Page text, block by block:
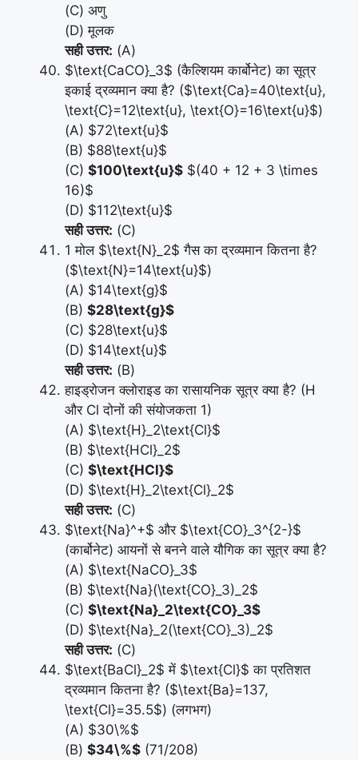
(C) अणु
(D) मूलक
सही उत्तर: (A)
$\text{CaCO}_3$ (कैल्शियम कार्बोनेट) का सूत्र
इकाई द्रव्यमान क्या है? ($\text{Ca}=40\text{u},
\text{C}=12\text{u}, \text{O}=16\text{u}$)
(A) $72\text{u}$
(B) $88\text{u}$
(C) $100\text{u}$ $(40 + 12 + 3 \times
16)$
(D) $112\text{u}$
सही उत्तर: (C)
1 मोल $\text{N}_2$ गैस का द्रव्यमान कितना है?
($\text{N}=14\text{u}$)
(A) $14\text{g}$
(B) $28\text{g}$
(C) $28\text{u}$
(D) $14\text{u}$
सही उत्तर: (B)
हाइड्रोजन क्लोराइड का रासायनिक सूत्र क्या है? (H
और Cl दोनों की संयोजकता 1)
(A) $\text{H}_2\text{Cl}$
(B) $\text{HCl}_2$
(C) $\text{HCl}$
(D) $\text{H}_2\text{Cl}_2$
सही उत्तर: (C)
$\text{Na}^+$ और $\text{CO}_3^{2-}$
(कार्बोनेट) आयनों से बनने वाले यौगिक का सूत्र क्या है?
(A) $\text{NaCO}_3$
(B) $\text{Na}(\text{CO}_3)_2$
(C) $\text{Na}_2\text{CO}_3$
(D) $\text{Na}_2(\text{CO}_3)_2$
सही उत्तर: (C)
$\text{BaCl}_2$ में $\text{Cl}$ का प्रतिशत
द्रव्यमान कितना है? ($\text{Ba}=137,
\text{Cl}=35.5$) (लगभग)
(A) $30\%$
(B) $34\%$ (71/208)